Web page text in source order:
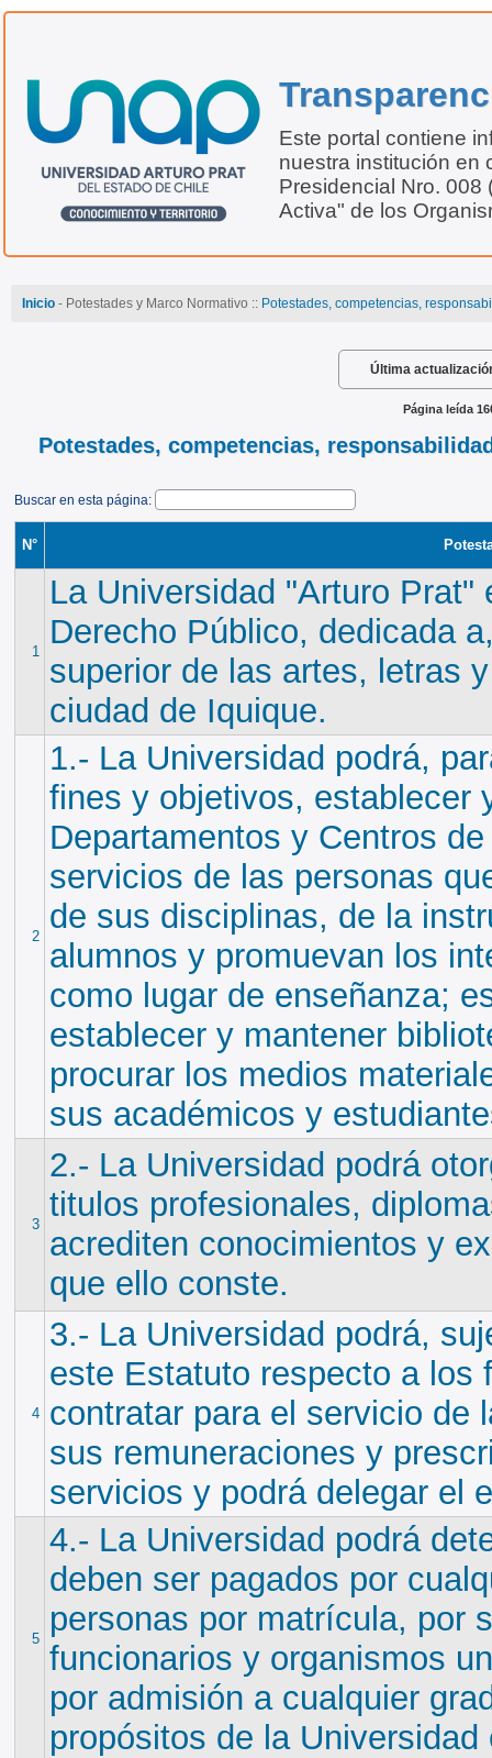
Este portal contiene
nuestra institución en
Presidencial Nro. 008
Activa" de los
Inicio- Potestades y Marco Normativo :: Potestades, competencias,
Última
Página leída
Potestades, competencias,
Buscar en esta página:
N°
1
La Universidad "Arturo Prat"
Derecho Público, dedicada
superior de las artes, letras
ciudad de Iquique.
2
1.- La Universidad podrá,
fines y objetivos, establecer
Departamentos y Centros
servicios de las personas
de sus disciplinas, de la
alumnos y promuevan los
como lugar de enseñanza;
establecer y mantener
procurar los medios
sus académicos y
3
2.- La Universidad podrá
titulos profesionales,
acrediten conocimientos y
que ello conste.
4
3.- La Universidad podrá,
este Estatuto respecto a los
contratar para el servicio de
sus remuneraciones y
servicios y podrá delegar el
5
4.- La Universidad podrá
deben ser pagados por
personas por matrícula, por
funcionarios y organismos
por admisión a cualquier
propósitos de la Universidad